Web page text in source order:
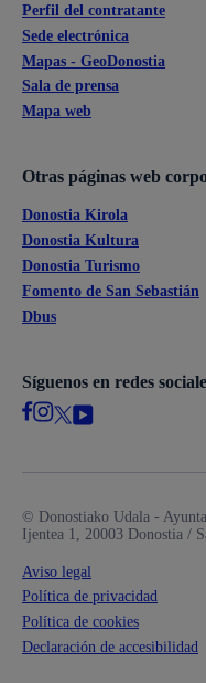
Perfil del contratante
Sede electrónica
Mapas - GeoDonostia
Sala de prensa
Mapa web
Otras páginas web
Donostia Kirola
Donostia Kultura
Donostia Turismo
Fomento de San Sebastián
Dbus
Síguenos en redes
© Donostiako Udala -
Ijentea 1, 20003 Donostia /
Aviso legal
Política de privacidad
Política de cookies
Declaración de accesibilidad